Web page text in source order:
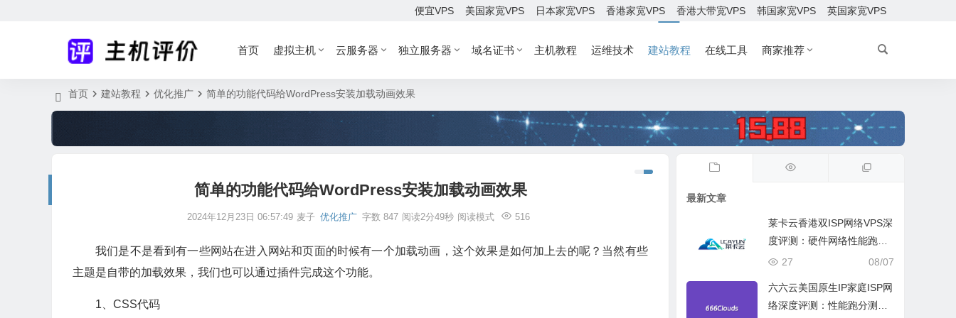
便宜VPS 美国家宽VPS 日本家宽VPS 香港家宽VPS 香港大带宽VPS 韩国家宽VPS 英国家宽VPS
首页 虚拟主机 云服务器 独立服务器 域名证书 主机教程 运维技术 建站教程 在线工具 商家推荐
首页 建站教程 优化推广 简单的功能代码给WordPress安装加载动画效果
简单的功能代码给WordPress安装加载动画效果
2024年12月23日 06:57:49 麦子 优化推广 516
字数 847 阅读2分49秒 阅读模式
我们是不是看到有一些网站在进入网站和页面的时候有一个加载动画，这个效果是如何加上去的呢？当然有些
主题是自带的加载效果，我们也可以通过插件完成这个功能。
1、CSS代码
最新文章
莱卡云香港双ISP网络VPS深
度评测：硬件网络性能跑
分、流媒体兼容测试和选择
08/07
27
六六云美国原生IP家庭ISP网
络深度评测：性能跑分测